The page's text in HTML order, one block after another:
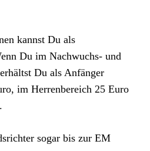
kannst Du als
Du im Nachwuchs- und
Du als Anfänger
im Herrenbereich 25 Euro
sogar bis zur EM